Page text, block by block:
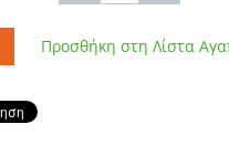
Προσθήκη στη Λίστα